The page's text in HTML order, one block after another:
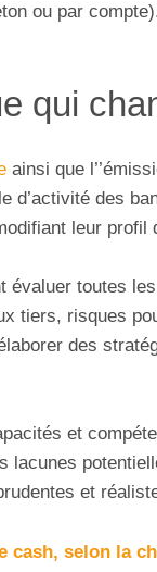
ou par
qui
ainsi que
d’activité des
leur profil
évaluer toutes
tiers, risques
des
et
lacunes
et
cash, selon la